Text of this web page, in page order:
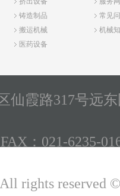
铸造制品
搬运机械
医药设备
常见
机械
仙霞路317号远
：021-6235-
rights reserved ©